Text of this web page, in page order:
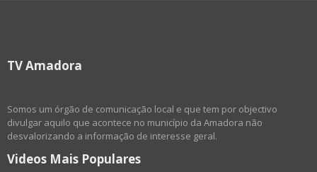
TV Amadora
Somos um órgão de comunicação local e que tem por objectivo
divulgar aquilo que acontece no município da Amadora não
desvalorizando a informação de interesse geral.
Videos Mais Populares